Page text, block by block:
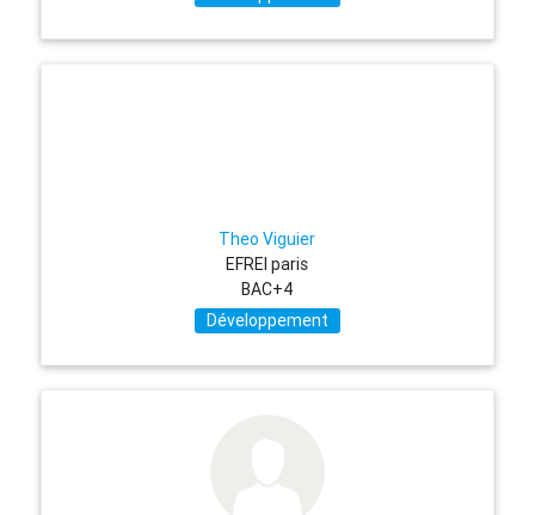
Theo Viguier
EFREI paris
BAC+4
Développement